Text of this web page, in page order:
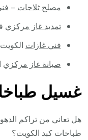
مصلح ثلاجات –
تمديد غاز مركزي
فني غازات
صيانة غاز مركزي
غسيل
هل تعاني من تراكم
طباخات كبد الكويت؟